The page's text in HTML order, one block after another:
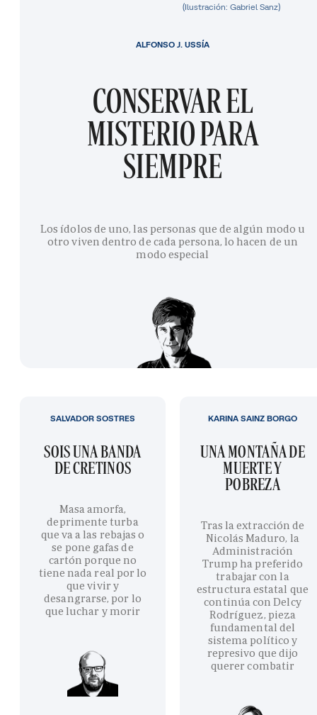
(Ilustración: Gabriel Sanz)
CONSERVAR EL
MISTERIO PARA
SIEMPRE
Los ídolos de uno, las personas que de algún modo u
otro viven dentro de cada persona, lo hacen de un
modo especial
ALFONSO J. USSÍA
SOIS UNA BANDA
DE CRETINOS
Masa amorfa,
deprimente turba
que va a las rebajas o
se pone gafas de
cartón porque no
tiene nada real por lo
que vivir y
desangrarse, por lo
que luchar y morir
SALVADOR SOSTRES
UNA MONTAÑA DE
MUERTE Y
POBREZA
Tras la extracción de
Nicolás Maduro, la
Administración
Trump ha preferido
trabajar con la
estructura estatal que
continúa con Delcy
Rodríguez, pieza
fundamental del
sistema político y
represivo que dijo
querer combatir
KARINA SAINZ BORGO